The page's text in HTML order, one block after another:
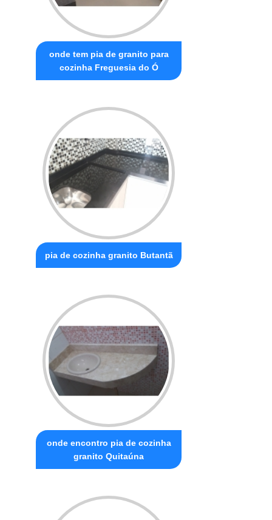
onde tem pia de granito para
cozinha Freguesia do Ó
pia de cozinha granito Butantã
onde encontro pia de cozinha
granito Quitaúna